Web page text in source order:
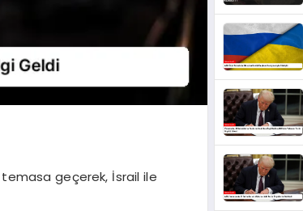
temasa geçerek, İsrail ile